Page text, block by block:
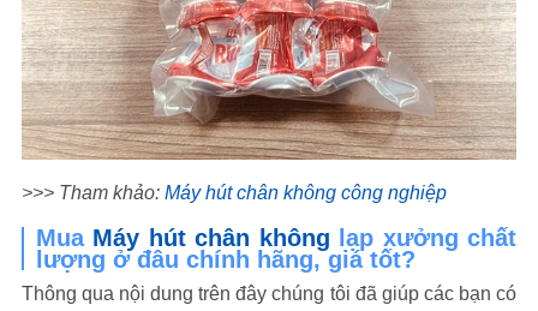
>>> Tham khảo: Máy hút chân không công nghiệp
Mua Máy hút chân không lạp xưởng chất
lượng ở đâu chính hãng, giá tốt?
Thông qua nội dung trên đây chúng tôi đã giúp các bạn có